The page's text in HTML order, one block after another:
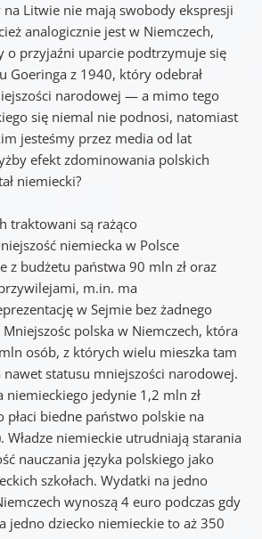
na Litwie nie mają swobody ekspresji
analogicznie jest w Niemczech,
o przyjaźni uparcie podtrzymuje się
Goeringa z 1940, który odebrał
narodowej — a mimo tego
się niemal nie podnosi, natomiast
jesteśmy przez media od lat
efekt zdominowania polskich
niemiecki?
traktowani są rażąco
niemiecka w Polsce
z budżetu państwa 90 mln zł oraz
m.in. ma
w Sejmie bez żadnego
polska w Niemczech, która
osób, z których wielu mieszka tam
statusu mniejszości narodowej.
niemieckiego jedynie 1,2 mln zł
płaci biedne państwo polskie na
Władze niemieckie utrudniają starania
nauczania języka polskiego jako
szkołach. Wydatki na jedno
wynoszą 4 euro podczas gdy
jedno dziecko niemieckie to aż 350